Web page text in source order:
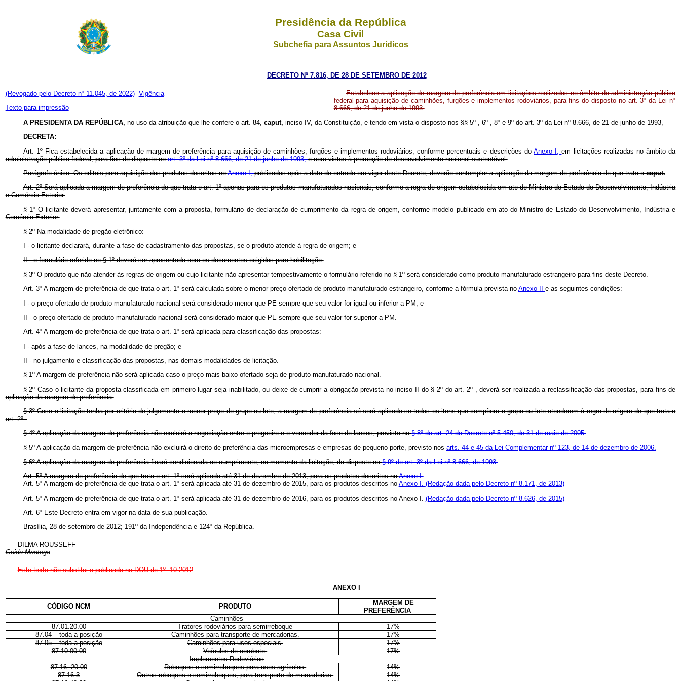
Presidência da República
Casa Civil
Subchefia para Assuntos Jurídicos
DECRETO Nº 7.816, DE 28 DE SETEMBRO DE 2012
(Revogado pelo Decreto nº 11.045, de 2022) Vigência
Texto para impressão
Estabelece a aplicação de margem de preferência em licitações realizadas no âmbito da administração pública
federal para aquisição de caminhões, furgões e implementos rodoviários, para fins do disposto no art. 3º da Lei nº
8.666, de 21 de junho de 1993.
A PRESIDENTA DA REPÚBLICA,no uso da atribuição que lhe confere o art. 84,caput,inciso IV, da Constituição, e tendo em vista o disposto nos §§ 5º , 6º , 8º e 9º do art. 3º da Lei nº 8.666, de 21 de junho de 1993,
DECRETA:
Art. 1º Fica estabelecida a aplicação de margem de preferência para aquisição de caminhões, furgões e implementos rodoviários, conforme percentuais e descrições doAnexo I,em licitações realizadas no âmbito da
administração pública federal, para fins do disposto noart. 3º da Lei nº 8.666, de 21 de junho de 1993,e com vistas à promoção do desenvolvimento nacional sustentável.
Parágrafo único. Os editais para aquisição dos produtos descritos noAnexo I,publicados após a data de entrada em vigor deste Decreto, deverão contemplar a aplicação da margem de preferência de que trata ocaput.
Art. 2º Será aplicada a margem de preferência de que trata o art. 1º apenas para os produtos manufaturados nacionais, conforme a regra de origem estabelecida em ato do Ministro de Estado do Desenvolvimento, Indústria
e Comércio Exterior.
§ 1º O licitante deverá apresentar, juntamente com a proposta, formulário de declaração de cumprimento da regra de origem, conforme modelo publicado em ato do Ministro de Estado do Desenvolvimento, Indústria e
Comércio Exterior.
§ 2º Na modalidade de pregão eletrônico:
I - o licitante declarará, durante a fase de cadastramento das propostas, se o produto atende à regra de origem; e
II - o formulário referido no § 1º deverá ser apresentado com os documentos exigidos para habilitação.
§ 3º O produto que não atender às regras de origem ou cujo licitante não apresentar tempestivamente o formulário referido no § 1º será considerado como produto manufaturado estrangeiro para fins deste Decreto.
Art. 3º A margem de preferência de que trata o art. 1º será calculada sobre o menor preço ofertado de produto manufaturado estrangeiro, conforme a fórmula prevista noAnexo IIe as seguintes condições:
I - o preço ofertado de produto manufaturado nacional será considerado menor que PE sempre que seu valor for igual ou inferior a PM; e
II - o preço ofertado de produto manufaturado nacional será considerado maior que PE sempre que seu valor for superior a PM.
Art. 4º A margem de preferência de que trata o art. 1º será aplicada para classificação das propostas:
I - após a fase de lances, na modalidade de pregão; e
II - no julgamento e classificação das propostas, nas demais modalidades de licitação.
§ 1º A margem de preferência não será aplicada caso o preço mais baixo ofertado seja de produto manufaturado nacional.
§ 2º Caso o licitante da proposta classificada em primeiro lugar seja inabilitado, ou deixe de cumprir a obrigação prevista no inciso II do § 2º do art. 2º , deverá ser realizada a reclassificação das propostas, para fins de
aplicação da margem de preferência.
§ 3º Caso a licitação tenha por critério de julgamento o menor preço do grupo ou lote, a margem de preferência só será aplicada se todos os itens que compõem o grupo ou lote atenderem à regra de origem de que trata o
art. 2º .
§ 4º A aplicação da margem de preferência não excluirá a negociação entre o pregoeiro e o vencedor da fase de lances, prevista no§ 8º do art. 24 do Decreto nº 5.450, de 31 de maio de 2005.
§ 5º A aplicação da margem de preferência não excluirá o direito de preferência das microempresas e empresas de pequeno porte, previsto nosarts. 44 e 45 da Lei Complementar nº 123, de 14 de dezembro de 2006.
§ 6º A aplicação da margem de preferência ficará condicionada ao cumprimento, no momento da licitação, do disposto no§ 9º do art. 3º da Lei nº 8.666, de 1993.
Art. 5º A margem de preferência de que trata o art. 1º será aplicada até 31 de dezembro de 2013, para os produtos descritos noAnexo I.
Art. 5º A margem de preferência de que trata o art. 1º será aplicada até 31 de dezembro de 2015, para os produtos descritos noAnexo I.(Redação dada pelo Decreto nº 8.171, de 2013)
Art. 5º A margem de preferência de que trata o art. 1º será aplicada até 31 de dezembro de 2016, para os produtos descritos no Anexo I.(Redação dada pelo Decreto nº 8.626, de 2015)
Art. 6º Este Decreto entra em vigor na data de sua publicação.
Brasília, 28 de setembro de 2012; 191º da Independência e 124º da República.
DILMA ROUSSEFF
Guido Mantega
Este texto não substitui o publicado no DOU de 1º .10.2012
ANEXO I
CÓDIGO NCM PRODUTO
MARGEM DE
PREFERÊNCIA
Caminhões
87.01.20.00
Tratores rodoviários para semirreboque
17%
87.04 – toda a posição
Caminhões para transporte de mercadorias.
17%
87.05 – toda a posição
Caminhões para usos especiais.
17%
87.10.00.00
Veículos de combate.
17%
Implementos Rodoviários
87.16. 20.00
Reboques e semirreboques para usos agrícolas.
14%
87.16.3
Outros reboques e semirreboques, para transporte de mercadorias.
14%